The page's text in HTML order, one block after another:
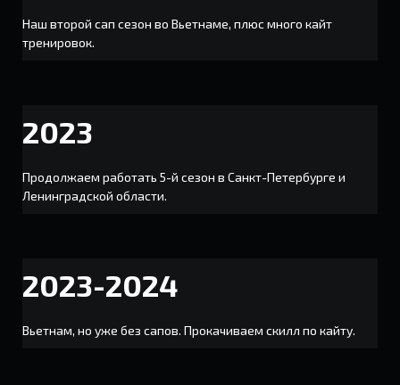
Наш второй сап сезон во Вьетнаме, плюс много кайт
тренировок.
2023
Продолжаем работать 5-й сезон в Санкт-Петербурге и
Ленинградской области.
2023-2024
Вьетнам, но уже без сапов. Прокачиваем скилл по кайту.